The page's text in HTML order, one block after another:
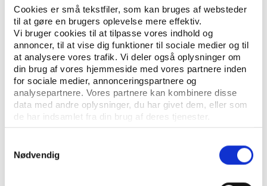
Cookies er små tekstfiler, som kan bruges af websteder
til at gøre en brugers oplevelse mere effektiv.
Vi bruger cookies til at tilpasse vores indhold og
annoncer, til at vise dig funktioner til sociale medier og til
at analysere vores trafik. Vi deler også oplysninger om
din brug af vores hjemmeside med vores partnere inden
for sociale medier, annonceringspartnere og
analysepartnere. Vores partnere kan kombinere disse
data med andre oplysninger, du har givet dem, eller som
de har indsamlet fra din brug af deres tjenester.
Nødvendig
ANNE HANSEN
NØGLEORD: IDÉBESTEMT BØRNE- OG UNGDOMSARBEJDE
FORENINGSLIV/FRIVILLIGHED DEMOKRATI ØKONOMI
ÅBN RAPPORT
UDGIVER: DANSK UNGDOMS FÆLLESRÅD
ISBN: 978-87-87486-38-5